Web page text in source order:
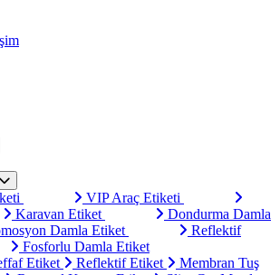
VIP Araç Etiketi
Karavan Etiket
Dondurma Damla
Damla Etiket
Reflektif
Fosforlu Damla Etiket
Etiket Reflektif Etiket
Membran Tuş